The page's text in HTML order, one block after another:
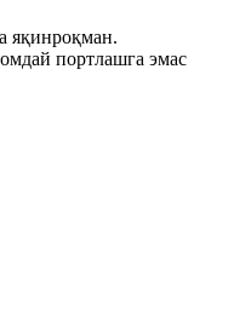
яқинроқман.
портлашга эмас